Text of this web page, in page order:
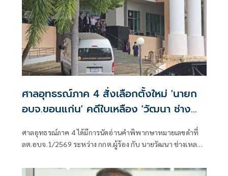
ศาลอุทธรณ์ภาค 4 สั่งเลือกตั้งใหม่ 'นายก
อบจ.ขอนแก่น' คดีใบเหลือง 'วัฒนา ช่าง
ศาลอุทธรณ์ภาค 4 ได้มีการนัดอ่านคำพิพากษาหมายเลขดำที่
ลต.อบจ.1/2569 ระหว่าง กกต.ผู้ร้อง กับ นายวัฒนา ช่างเหลา
บริหารท้องถิ่น (ขอให้มีการเลือกตั้ง นายก อบจ.ใหม่)